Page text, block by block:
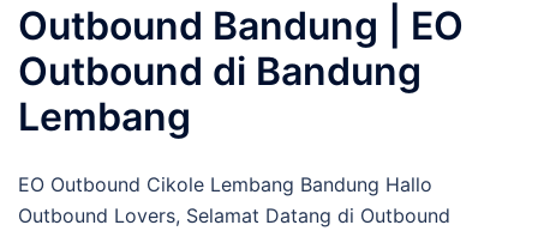
Outbound Bandung | EO
Outbound di Bandung
Lembang
EO Outbound Cikole Lembang Bandung Hallo
Outbound Lovers, Selamat Datang di Outbound